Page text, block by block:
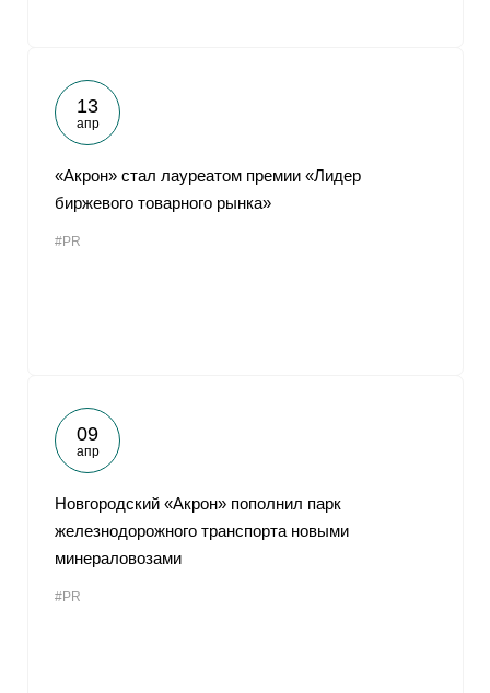
13
апр
«Акрон» стал лауреатом премии «Лидер
биржевого товарного рынка»
#PR
09
апр
Новгородский «Акрон» пополнил парк
железнодорожного транспорта новыми
минераловозами
#PR